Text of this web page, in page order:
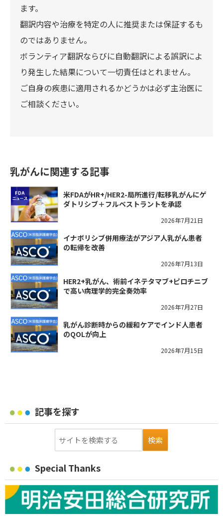
ます。
翻訳内容や治療を特定の人に推奨または保証するも
のではありません。
ボランティア翻訳ならびに自動翻訳による誤訳によ
り発生した結果について一切責任はとれません。
ご自身の疾患に適用されるかどうかは必ず主治医に
ご相談ください。
乳がんに関連する記事
米FDAがHR+/HER2-局所進行/転移乳がんにゲ
ダトリシブ＋フルベストラントを承認
2026年7月21日
イナボリシブ併用療法がアジア人乳がん患者
の転帰を改善
2026年7月13日
HER2+乳がん、術前イネテタマブ+ピロチニブ
で高い病理学的完全奏効率
2026年7月27日
乳がん診断時からの緩和ケアでインド人患者
のQOLが向上
2026年7月15日
記事を探す
Special Thanks